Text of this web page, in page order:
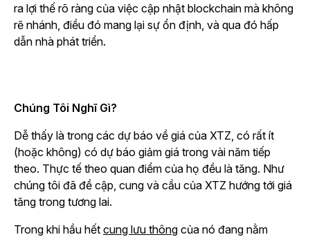
ra lợi thế rõ ràng của việc cập nhật blockchain mà không
rẽ nhánh, điều đó mang lại sự ổn định, và qua đó hấp
dẫn nhà phát triển.
Chúng Tôi Nghĩ Gì?
Dễ thấy là trong các dự báo về giá của XTZ, có rất ít
(hoặc không) có dự báo giảm giá trong vài năm tiếp
theo. Thực tế theo quan điểm của họ đều là tăng. Như
chúng tôi đã đề cập, cung và cầu của XTZ hướng tới giá
tăng trong tương lai.
Trong khi hầu hết cung lưu thông của nó đang nằm